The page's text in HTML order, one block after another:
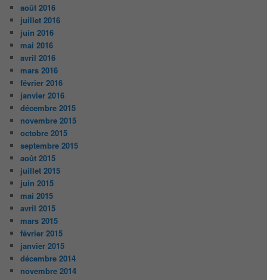
août 2016
juillet 2016
juin 2016
mai 2016
avril 2016
mars 2016
février 2016
janvier 2016
décembre 2015
novembre 2015
octobre 2015
septembre 2015
août 2015
juillet 2015
juin 2015
mai 2015
avril 2015
mars 2015
février 2015
janvier 2015
décembre 2014
novembre 2014